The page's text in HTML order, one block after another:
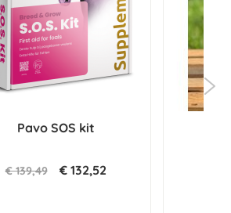
Pavo SOS kit
€ 139,49 € 132,52